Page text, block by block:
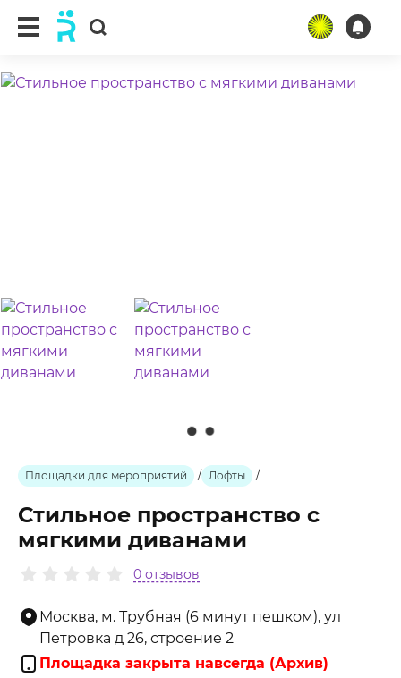
Площадки для мероприятий / Лофты /
Стильное пространство с
мягкими диванами
0 отзывов
Москва, м. Трубная (6 минут пешком), ул
Петровка д 26, строение 2
Площадка закрыта навсегда (Архив)